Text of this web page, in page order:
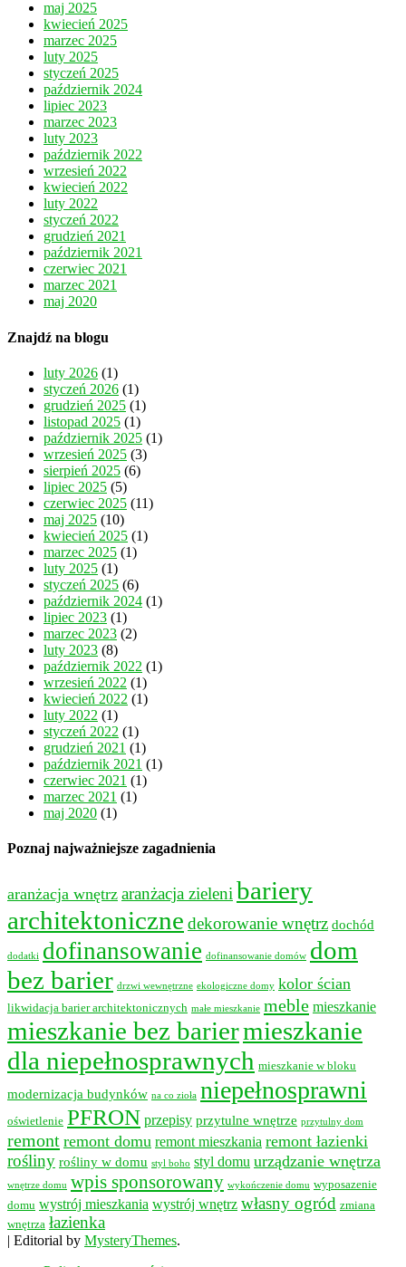
maj 2025
kwiecień 2025
marzec 2025
luty 2025
styczeń 2025
październik 2024
lipiec 2023
marzec 2023
luty 2023
październik 2022
wrzesień 2022
kwiecień 2022
luty 2022
styczeń 2022
grudzień 2021
październik 2021
czerwiec 2021
marzec 2021
maj 2020
Znajdź na blogu
luty 2026 (1)
styczeń 2026 (1)
grudzień 2025 (1)
listopad 2025 (1)
październik 2025 (1)
wrzesień 2025 (3)
sierpień 2025 (6)
lipiec 2025 (5)
czerwiec 2025 (11)
maj 2025 (10)
kwiecień 2025 (1)
marzec 2025 (1)
luty 2025 (1)
styczeń 2025 (6)
październik 2024 (1)
lipiec 2023 (1)
marzec 2023 (2)
luty 2023 (8)
październik 2022 (1)
wrzesień 2022 (1)
kwiecień 2022 (1)
luty 2022 (1)
styczeń 2022 (1)
grudzień 2021 (1)
październik 2021 (1)
czerwiec 2021 (1)
marzec 2021 (1)
maj 2020 (1)
Poznaj najważniejsze zagadnienia
aranżacja wnętrz aranżacja zieleni bariery
architektoniczne dekorowanie wnętrz dochód
dodatki dofinansowanie dofinansowanie domów dom
bez barier drzwi wewnętrzne ekologiczne domy kolor ścian
likwidacja barier architektonicznych małe mieszkanie meble mieszkanie
mieszkanie bez bariermieszkanie
dla niepełnosprawnych mieszkanie w bloku
modernizacja budynków na co zioła niepełnosprawni
oświetlenie PFRON przepisy przytulne wnętrze przytulny dom
remont remont domu remont mieszkania remont łazienki
rośliny rośliny w domu styl boho styl domu urządzanie wnętrza
wnętrze domu wpis sponsorowany wykończenie domu wyposazenie
domu wystrój mieszkania wystrój wnętrz własny ogród zmiana
wnętrza łazienka
| Editorial by MysteryThemes.